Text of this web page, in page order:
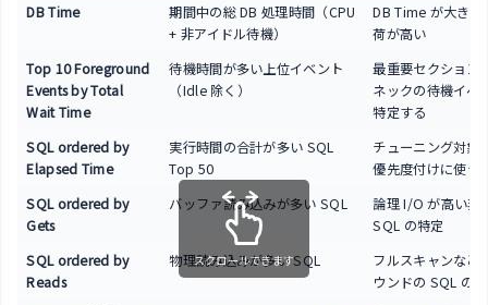
DB Time
期間中の総 DB 処理時間（CPU
+ 非アイドル待機）
DB Time が大きい
荷が高い
Top 10 Foreground
Events by Total
Wait Time
待機時間が多い上位イベント
（Idle 除く）
最重要セクション
ネックの待機イベ
特定する
SQL ordered by
Elapsed Time
実行時間の合計が多い SQL
Top 50
チューニング対象
優先度付けに使う
SQL ordered by
Gets
バッファ読み込みが多い SQL
論理 I/O が高い非
SQL の特定
SQL ordered by
Reads
物理読み込みが多い SQL
フルスキャンなど
ウンドの SQL の
スクロールできます